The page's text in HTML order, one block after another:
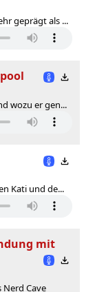
geprägt als ...
wozu er gen...
Kati und de...
mit
Nerd Cave